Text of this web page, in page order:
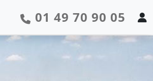
01 49 70 90 05